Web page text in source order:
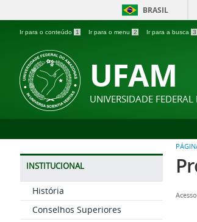
BRASIL
Ir para o conteúdo 1 Ir para o menu 2 Ir para a busca 3
UFAM
UNIVERSIDADE
INSTITUCIONAL
História
Conselhos Superiores